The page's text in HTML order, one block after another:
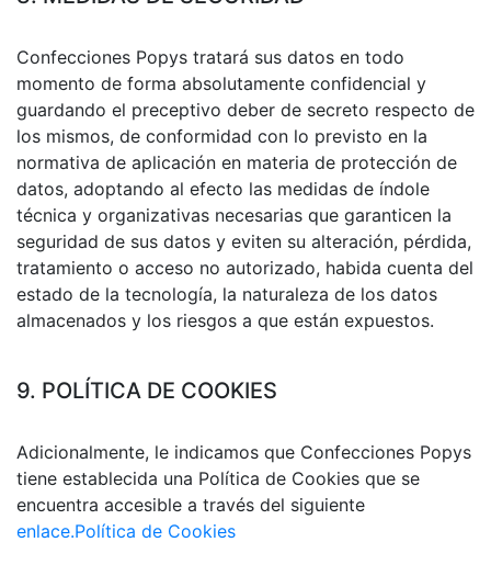
Confecciones Popys tratará sus datos en todo
momento de forma absolutamente confidencial y
guardando el preceptivo deber de secreto respecto de
los mismos, de conformidad con lo previsto en la
normativa de aplicación en materia de protección de
datos, adoptando al efecto las medidas de índole
técnica y organizativas necesarias que garanticen la
seguridad de sus datos y eviten su alteración, pérdida,
tratamiento o acceso no autorizado, habida cuenta del
estado de la tecnología, la naturaleza de los datos
almacenados y los riesgos a que están expuestos.
9. POLÍTICA DE COOKIES
Adicionalmente, le indicamos que Confecciones Popys
tiene establecida una Política de Cookies que se
encuentra accesible a través del siguiente
enlace.Política de Cookies